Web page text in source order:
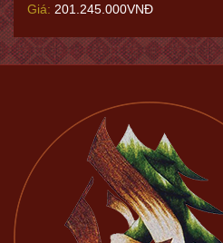
Giá: 201.245.000VNĐ